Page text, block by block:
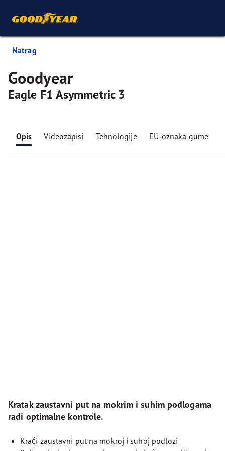
Natrag
Goodyear
Eagle F1 Asymmetric 3
Opis Videozapisi Tehnologije EU-oznaka gume
Kratak zaustavni put na mokrim i suhim podlogama
radi optimalne kontrole.
Kraći zaustavni put na mokroj i suhoj podlozi